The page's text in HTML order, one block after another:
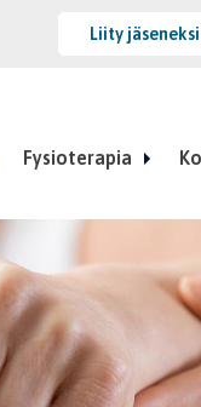
Liity jäseneksi
Fysioterapia